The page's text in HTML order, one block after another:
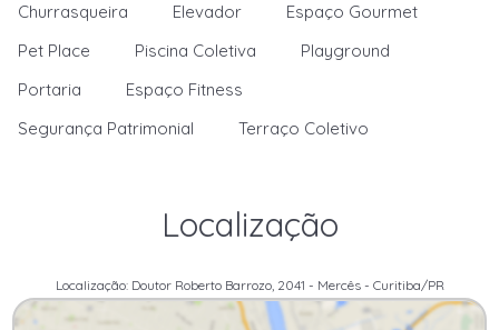
Churrasqueira Elevador
Espaço Gourmet
Pet Place
Piscina Coletiva
Playground
Portaria
Espaço Fitness
Segurança Patrimonial
Terraço Coletivo
Localização
Localização: Doutor Roberto Barrozo, 2041 - Mercês - Curitiba/PR